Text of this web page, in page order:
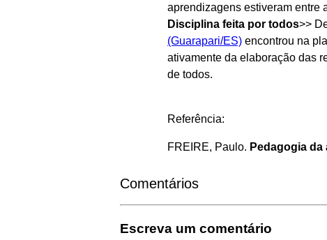
aprendizagens estiveram entre
Disciplina feita por todos>>
(Guarapari/ES) encontrou na
ativamente da elaboração das
de todos.
Referência:
FREIRE, Paulo. Pedagogia
Comentários
Escreva um comentário